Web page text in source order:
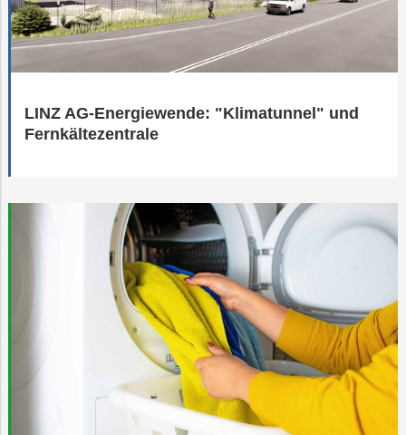
LINZ AG-Energiewende: "Klimatunnel" und
Fernkältezentrale